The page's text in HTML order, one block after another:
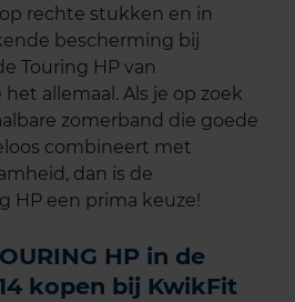
rechte stukken en in
bescherming bij
Touring HP van
allemaal. Als je op zoek
zomerband die goede
combineert met
dan is de
HP een prima keuze!
HP in de
kopen bij KwikFit